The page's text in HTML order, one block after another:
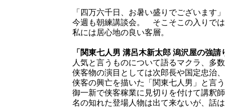
「四万六千日、お暑い盛りでございます
今週も朝練講談会。 そこそこの入りで
私には居心地の良い客層。
「関東七人男 溝呂木新太郎 潟沢屋の強請
人気と言うものについて語るマクラ、多
侠客物の演目としては次郎長や国定忠治
侠客の興亡を描いた「関東七人男」と言
御一新で侠客稼業に見切りを付けて講釈
名の知れた登場人物は出て来ないが、話